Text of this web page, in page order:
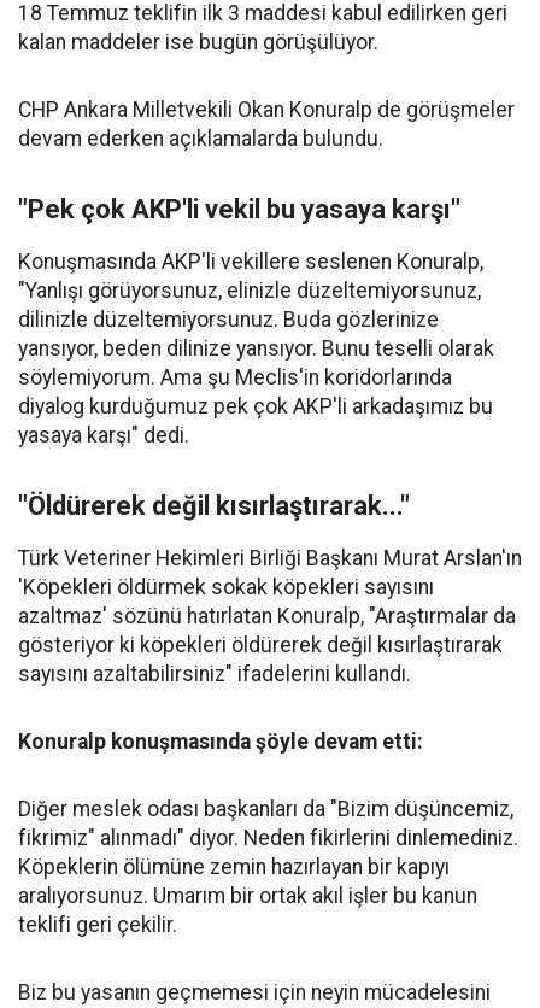
18 Temmuz teklifin ilk 3 maddesi kabul edilirken geri
kalan maddeler ise bugün görüşülüyor.
CHP Ankara Milletvekili Okan Konuralp de görüşmeler
devam ederken açıklamalarda bulundu.
"Pek çok AKP'li vekil bu yasaya karşı"
Konuşmasında AKP'li vekillere seslenen Konuralp,
"Yanlışı görüyorsunuz, elinizle düzeltemiyorsunuz,
dilinizle düzeltemiyorsunuz. Buda gözlerinize
yansıyor, beden dilinize yansıyor. Bunu teselli olarak
söylemiyorum. Ama şu Meclis'in koridorlarında
diyalog kurduğumuz pek çok AKP'li arkadaşımız bu
yasaya karşı" dedi.
"Öldürerek değil kısırlaştırarak..."
Türk Veteriner Hekimleri Birliği Başkanı Murat Arslan'ın
'Köpekleri öldürmek sokak köpekleri sayısını
azaltmaz' sözünü hatırlatan Konuralp, "Araştırmalar da
gösteriyor ki köpekleri öldürerek değil kısırlaştırarak
sayısını azaltabilirsiniz" ifadelerini kullandı.
Konuralp konuşmasında şöyle devam etti:
Diğer meslek odası başkanları da "Bizim düşüncemiz,
fikrimiz" alınmadı" diyor. Neden fikirlerini dinlemediniz.
Köpeklerin ölümüne zemin hazırlayan bir kapıyı
aralıyorsunuz. Umarım bir ortak akıl işler bu kanun
teklifi geri çekilir.
Biz bu yasanın geçmemesi için neyin mücadelesini